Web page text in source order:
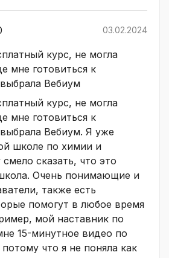
03.02.2024
курс, не могла
мне готовиться к
Вебиум
курс, не могла
мне готовиться к
Вебиум. Я уже
школе по химии и
сказать, что это
Очень понимающие и
также есть
помогут в любое время
мой наставник по
15-минутное видео по
что я не поняла как